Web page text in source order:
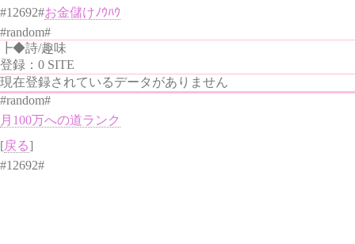
#12692#お金儲けﾉｳﾊｳ
#random#
┣◆詩/趣味
登録：0 SITE
現在登録されているデータがありません
#random#
月100万への道ランク
[戻る]
#12692#